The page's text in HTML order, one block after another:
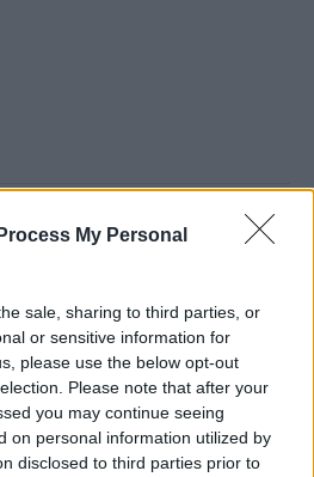
My Personal
sale, sharing to third parties, or
or sensitive information for
please use the below opt-out
Please note that after your
you may continue seeing
on personal information utilized by
disclosed to third parties prior to
Μπρούκλιν Μπέκαμ έβρασε
με θαλασσινό νερό
δέχτηκε ανελέητο
online
ΣΉΜΕΡΑ